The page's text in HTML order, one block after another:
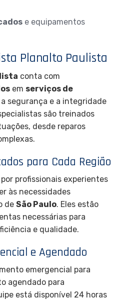
e equipamentos
Planalto Paulista
conta com
em serviços de
segurança e a integridade
são treinados
desde reparos
para Cada Região
profissionais experientes
às necessidades
de São Paulo. Eles estão
necessárias para
e qualidade.
e Agendado
emergencial para
agendado para
está disponível 24 horas